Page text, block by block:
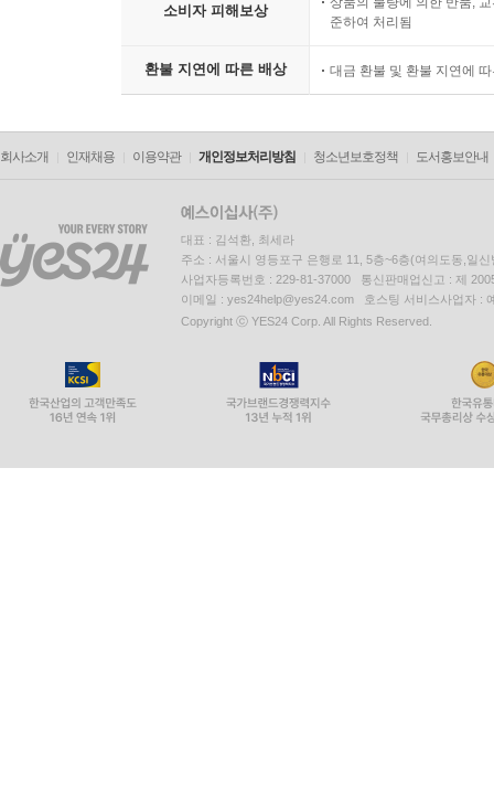
소비자 피해보상
준하여 처리됨
환불 지연에 따른 배상 대금 환불 및 환불 지연에
회사소개 인재채용 이용약관 개인정보처리방침 청소년보호정책 도서홍보안내
대표 : 김석환, 최세라
주소 : 서울시 영등포구 은행로 11, 5층~6층(여의도동,일신
사업자등록번호 : 229-81-37000 통신판매업신고 : 제
이메일 : yes24help@yes24.com 호스팅 서비스사업자 :
Copyright ⓒ YES24 Corp. All Rights Reserved.